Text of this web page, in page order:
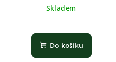
Skladem
Do košíku